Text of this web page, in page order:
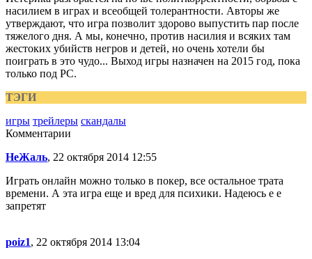
насилием в играх и всеобщей толерантности. Авторы же
утверждают, что игра позволит здорово выпустить пар после
тяжелого дня. А мы, конечно, против насилия и всяких там
жестоких убийств негров и детей, но очень хотели бы
поиграть в это чудо... Выход игры назначен на 2015 год, пока
только под РС.
ТЭГИ
игры трейлеры скандалы
Комментарии
НеЖаль, 22 октября 2014 12:55
Играть онлайн можно только в покер, все остальное трата
времени. А эта игра еще и вред для психики. Надеюсь е е
запретят
poiz1, 22 октября 2014 13:04